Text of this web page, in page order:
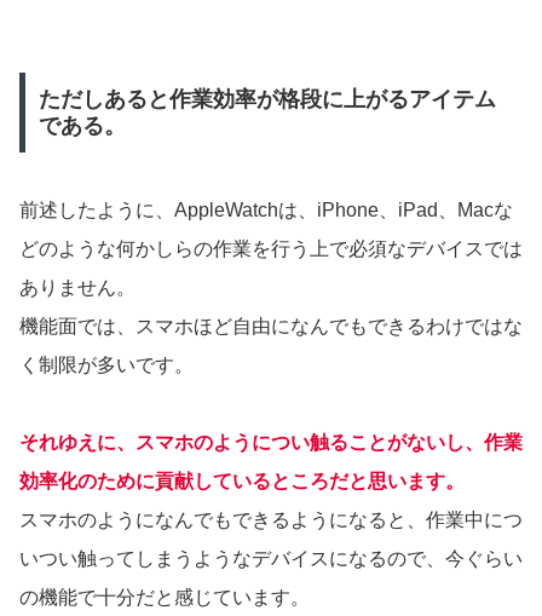
ただしあると作業効率が格段に上がるアイテム
である。
前述したように、AppleWatchは、iPhone、iPad、Macな
どのような何かしらの作業を行う上で必須なデバイスでは
ありません。
機能面では、スマホほど自由になんでもできるわけではな
く制限が多いです。
それゆえに、スマホのようについ触ることがないし、作業
効率化のために貢献しているところだと思います。
スマホのようになんでもできるようになると、作業中につ
いつい触ってしまうようなデバイスになるので、今ぐらい
の機能で十分だと感じています。